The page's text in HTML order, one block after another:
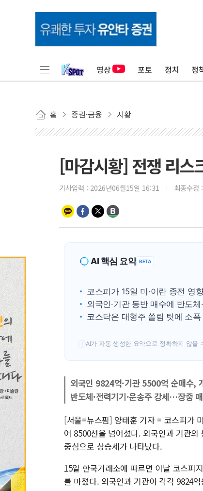
영상 포토 정치 정
홈 증권·금융 시황
[마감시황] 전쟁 리스
기사입력 : 2026년06월15일 16:31 최종수정 :
AI 핵심 요약 BETA
코스피가 15일 미·이란 종전 영
외국인·기관 동반 매수에 반도
코스닥은 대형주 쏠림 탓에 소
! AI가 자동 생성한 요약으로 정확하지 않을
외국인 9824억·기관 5500억 순매수,
반도체·전력기기·운송주 강세…장중
[서울=뉴스핌] 양태훈 기자 = 코스피가
어 8500선을 넘어섰다. 외국인과 기관
중심으로 상승세가 나타났다.
15일 한국거래소에 따르면 이날 코스피
를 마쳤다. 외국인과 기관이 각각 9824